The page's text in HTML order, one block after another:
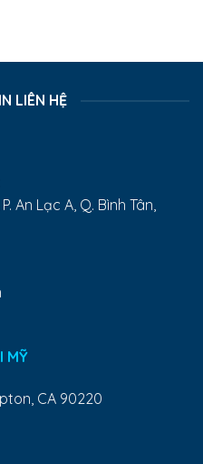
LIÊN HỆ
An Lạc A, Q. Bình Tân,
MỸ
CA 90220